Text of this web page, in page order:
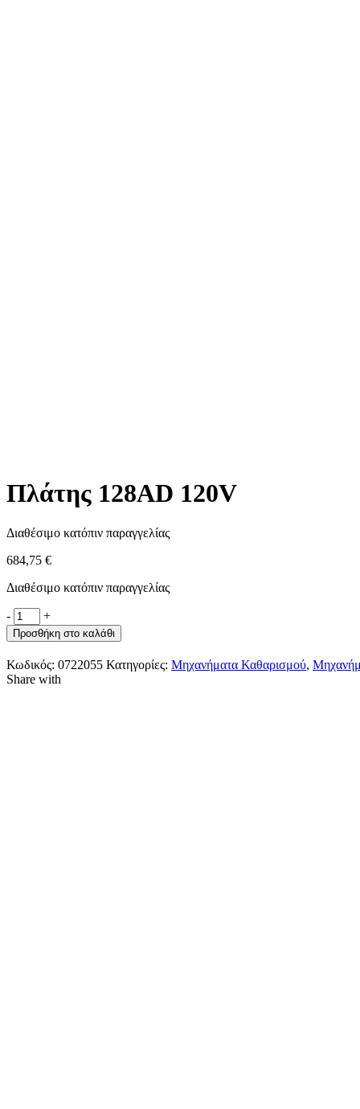
Πλάτης 128AD 120V
Διαθέσιμο κατόπιν παραγγελίας
684,75 €
Διαθέσιμο κατόπιν παραγγελίας
- +
Προσθήκη στο καλάθι
Κωδικός: 0722055 Κατηγορίες: Μηχανήματα Καθαρισμού,
Share with